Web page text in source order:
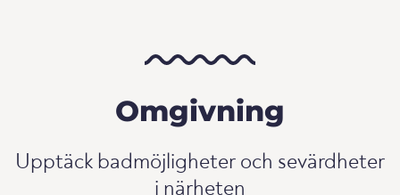
Omgivning
Upptäck badmöjligheter och sevärdheter
i närheten